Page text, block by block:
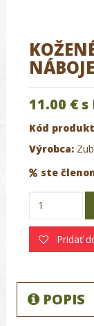
11.00 € s
Kód
Výrobca:
ste
Pridať
POPIS